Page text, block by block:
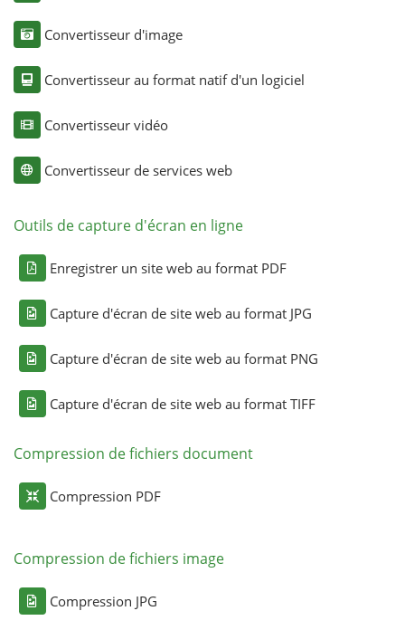
Convertisseur d'image
Convertisseur au format natif d'un logiciel
Convertisseur vidéo
Convertisseur de services web
Outils de capture d'écran en ligne
Enregistrer un site web au format PDF
Capture d'écran de site web au format JPG
Capture d'écran de site web au format PNG
Capture d'écran de site web au format TIFF
Compression de fichiers document
Compression PDF
Compression de fichiers image
Compression JPG